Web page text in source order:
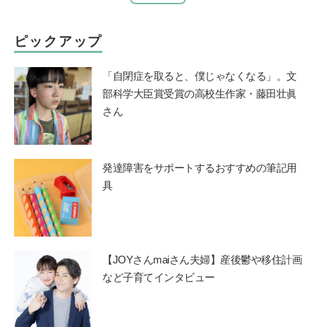
ピックアップ
「自閉症を取ると、僕じゃなくなる」。文
部科学大臣賞受賞の高校生作家・藤田壮眞
さん
発達障害をサポートするおすすめの筆記用
具
【JOYさんmaiさん夫婦】産後鬱や移住計画
など子育てインタビュー